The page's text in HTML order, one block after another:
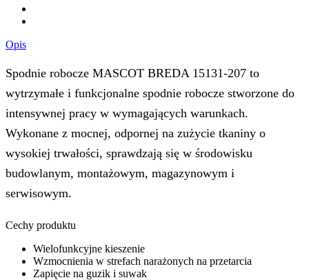
Opis
Spodnie robocze MASCOT BREDA 15131-207 to
wytrzymałe i funkcjonalne spodnie robocze stworzone do
intensywnej pracy w wymagających warunkach.
Wykonane z mocnej, odpornej na zużycie tkaniny o
wysokiej trwałości, sprawdzają się w środowisku
budowlanym, montażowym, magazynowym i
serwisowym.
Cechy produktu
Wielofunkcyjne kieszenie
Wzmocnienia w strefach narażonych na przetarcia
Zapięcie na guzik i suwak